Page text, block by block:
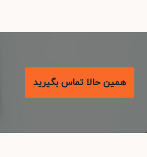
همین حالا تماس بگیرید